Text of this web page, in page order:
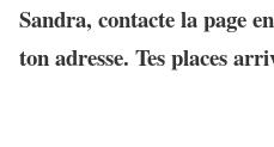
Sandra, contacte la page
ton adresse. Tes places